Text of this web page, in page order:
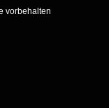
vorbehalten